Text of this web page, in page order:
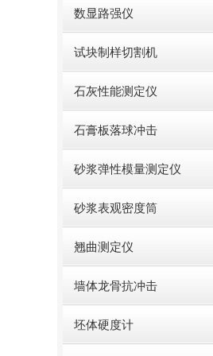
数显路强仪
试块制样切割机
石灰性能测定仪
石膏板落球冲击
砂浆弹性模量测定仪
砂浆表观密度筒
翘曲测定仪
墙体龙骨抗冲击
坯体硬度计